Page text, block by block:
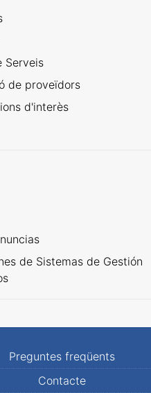
Serveis
de proveïdors
d'interès
de Sistemas de Gestión
Preguntes freqüents
Contacte